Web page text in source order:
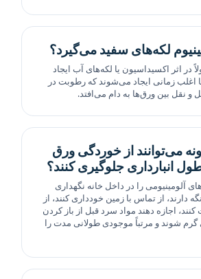
لکه‌های سفید می‌گیرد؟
در اثر اکسیداسیون یا لکه‌های آب ایجاد
اغلب زمانی ایجاد می‌شوند که رطوبت در
و نقل بین ورق‌ها به دام می‌افتد.
می‌توانند از خوردگی ورق
انبارداری جلوگیری کنند؟
آلومینیومی را در داخل خانه نگهداری
دارند، از تماس با زمین خودداری کنند، از
اجازه دهند مواد سرد قبل از باز کردن
گرم شوند و مرتباً موجودی طولانی مدت را